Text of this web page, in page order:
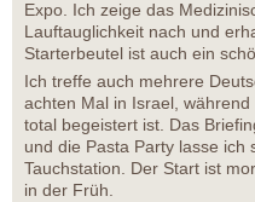
Expo. Ich zeige das
Lauftauglichkeit nach und
Starterbeutel ist auch ein
Ich treffe auch mehrere
achten Mal in Israel,
total begeistert ist. Das
und die Pasta Party lasse ich
Tauchstation. Der Start ist
in der Früh.